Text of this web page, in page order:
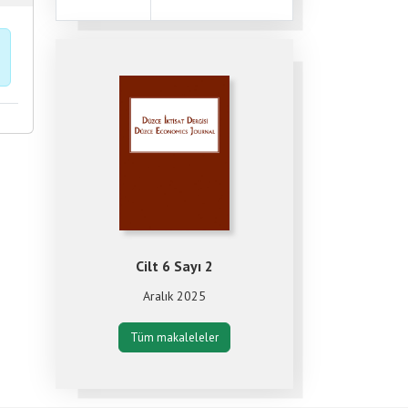
Cilt 6 Sayı 2
Aralık 2025
Tüm makaleleler